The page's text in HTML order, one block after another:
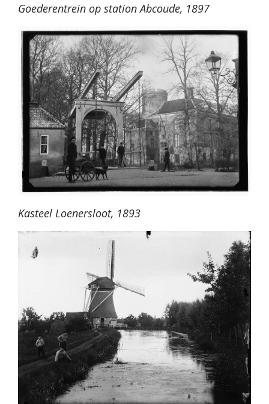
Goederentrein op station Abcoude, 1897
Kasteel Loenersloot, 1893